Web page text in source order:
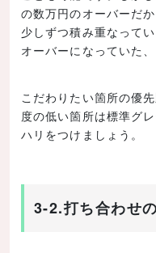
の数万円のオーバーだ
少しずつ積み重なって
オーバーになっていた
こだわりたい箇所の優
度の低い箇所は標準グ
ハリをつけましょう。
3-2.打ち合わせ